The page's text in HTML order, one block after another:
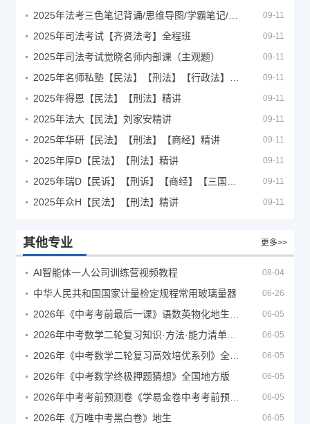
09-11
2025年司法考试【齐贤法考】全程班 09-11
2025年司法考试觉晓名师内部课（主观题） 09-11
09-11
2025年得恩【民法】【刑法】精讲 09-11
2025年法大【民法】刘家安精讲 09-11
2025年华研【民法】【刑法】【商经】精讲 09-11
2025年厚D【民法】【刑法】精讲 09-11
09-11
2025年众H【民法】【刑法】精讲 09-11
其他专业 更多>>
AI智能体一人公司训练营视频教程 08-04
中华人民共和国国家计量检定规程常用玻璃量器 06-26
06-05
06-05
06-05
2026年《中考数学终极押题猜想》全国地方版 06-05
06-05
2026年《万唯中考黑白卷》地生 06-05